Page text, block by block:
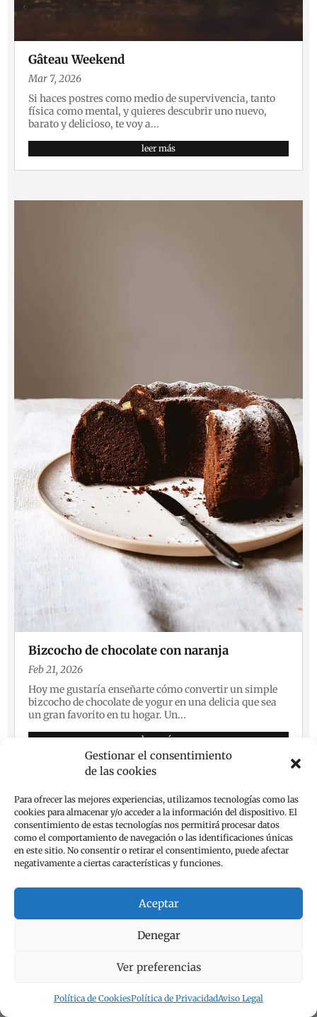
Gestionar el consentimiento
de las cookies
Para ofrecer las mejores experiencias, utilizamos tecnologías como las
cookies para almacenar y/o acceder a la información del dispositivo. El
consentimiento de estas tecnologías nos permitirá procesar datos
como el comportamiento de navegación o las identificaciones únicas
en este sitio. No consentir o retirar el consentimiento, puede afectar
negativamente a ciertas características y funciones.
Aceptar
Denegar
Ver preferencias
Política de CookiesPolítica de PrivacidadAviso Legal
Gâteau Weekend
Mar 7, 2026
Si haces postres como medio de supervivencia, tanto
física como mental, y quieres descubrir uno nuevo,
barato y delicioso, te voy a...
leer más
Bizcocho de chocolate con naranja
Feb 21, 2026
Hoy me gustaría enseñarte cómo convertir un simple
bizcocho de chocolate de yogur en una delicia que sea
un gran favorito en tu hogar. Un...
leer más